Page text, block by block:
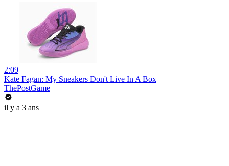
2:09
Kate Fagan: My Sneakers Don't Live In A Box
ThePostGame
il y a 3 ans